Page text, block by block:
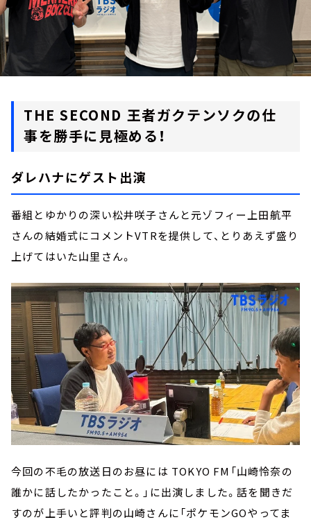
THE SECOND 王者ガクテンソクの仕
事を勝手に見極める！
ダレハナにゲスト出演
番組とゆかりの深い松井咲子さんと元ゾフィー上田航平
さんの結婚式にコメントVTRを提供して、とりあえず盛り
上げてはいた山里さん。
今回の不毛の放送日のお昼には TOKYO FM「山崎怜奈の
誰かに話したかったこと。」に出演しました。話を聞きだ
すのが上手いと評判の山崎さんに「ポケモンGOやってま